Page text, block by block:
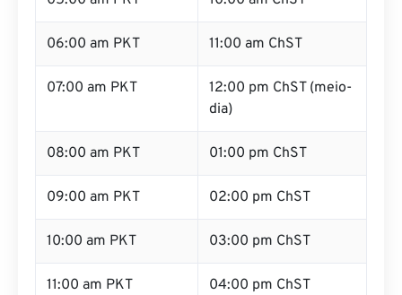
06:00 am PKT 11:00 am ChST
07:00 am PKT
12:00 pm ChST (meio-
dia)
08:00 am PKT 01:00 pm ChST
09:00 am PKT 02:00 pm ChST
10:00 am PKT 03:00 pm ChST
11:00 am PKT 04:00 pm ChST